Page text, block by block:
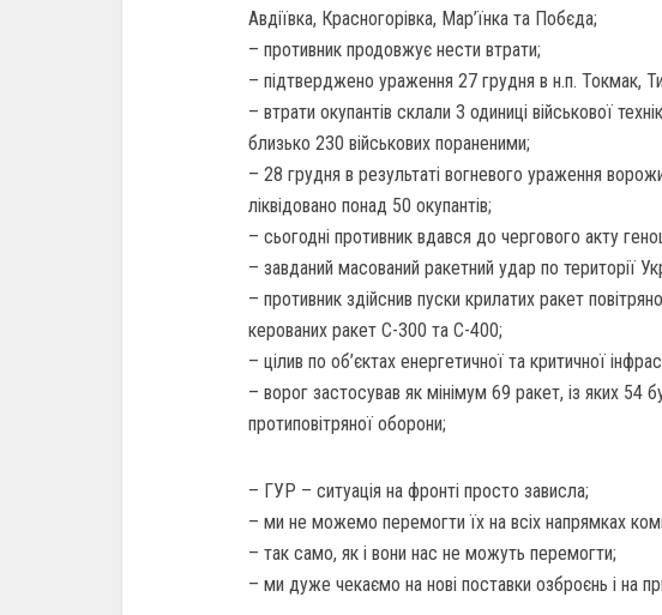
Авдіївка, Красногорівка, Мар’їнка та Побєда;
– противник продовжує нести втрати;
– підтверджено ураження 27 грудня в н.п. Токмак,
– втрати окупантів склали 3 одиниці військової
близько 230 військових пораненими;
– 28 грудня в результаті вогневого ураження
ліквідовано понад 50 окупантів;
– сьогодні противник вдався до чергового акту
– завданий масований ракетний удар по території
– противник здійснив пуски крилатих ракет
керованих ракет С-300 та С-400;
– цілив по об’єктах енергетичної та критичної
– ворог застосував як мінімум 69 ракет, із яких 54
протиповітряної оборони;
– ГУР – ситуація на фронті просто зависла;
– ми не можемо перемогти їх на всіх напрямках
– так само, як і вони нас не можуть перемогти;
– ми дуже чекаємо на нові поставки озброєнь і на